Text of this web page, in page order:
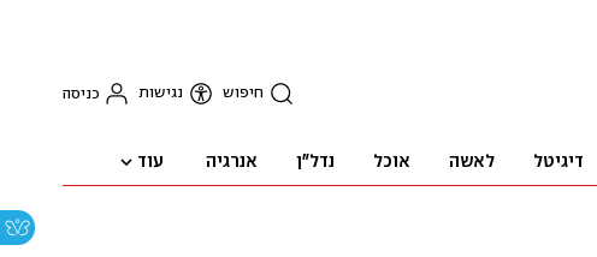
חיפוש נגישות כניסה
דיגיטל לאשה אוכל נדל"ן אנרגיה עוד